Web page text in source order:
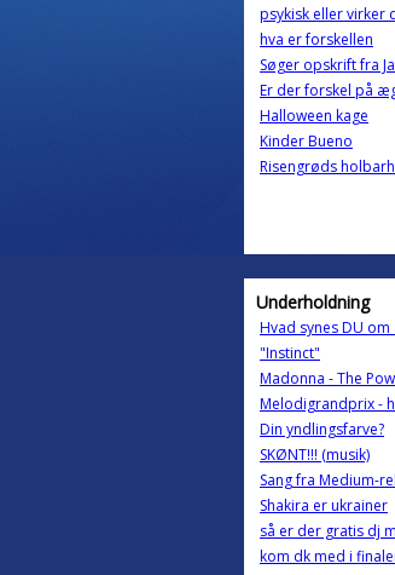
psykisk eller virker
hva er forskellen
Søger opskrift fra
Er der forskel på
Halloween kage
Kinder Bueno
Risengrøds
Underholdning
Hvad synes DU
"Instinct"
Madonna - The
Melodigrandprix -
Din yndlingsfarve?
SKØNT!!! (musik)
Sang fra Medium-
Shakira er ukrainer
så er der gratis dj
kom dk med i